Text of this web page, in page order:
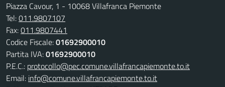
Piazza Cavour, 1 - 10068 Villafranca Piemonte
Tel:011.9807107
Fax:011.9807441
Codice Fiscale:01692900010
Partita IVA:01692900010
P.E.C.: protocollo@pec.comune.villafrancapiemonte.to.it
Email: info@comune.villafrancapiemonte.to.it